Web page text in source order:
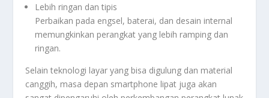
Lebih ringan dan tipis
Perbaikan pada engsel, baterai, dan desain internal
memungkinkan perangkat yang lebih ramping dan
ringan.
Selain teknologi layar yang bisa digulung dan material
canggih, masa depan smartphone lipat juga akan